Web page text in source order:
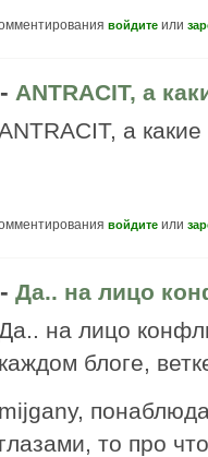
войдите или
ANTRACIT, а
ANTRACIT, а
войдите или
Да.. на лицо
Да.. на лицо
каждом блоге,
mijganу,
глазами, то про